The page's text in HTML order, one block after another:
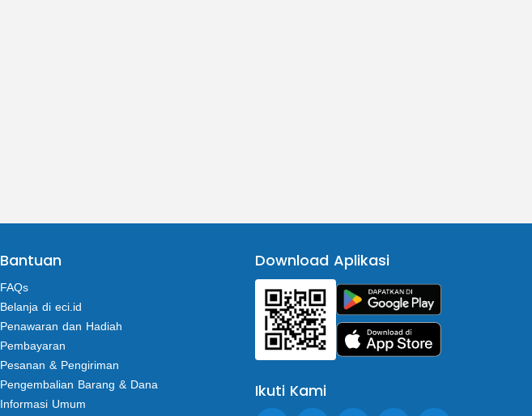
Bantuan
FAQs
Belanja di eci.id
Penawaran dan Hadiah
Pembayaran
Pesanan & Pengiriman
Pengembalian Barang & Dana
Informasi Umum
Download Aplikasi
Ikuti Kami